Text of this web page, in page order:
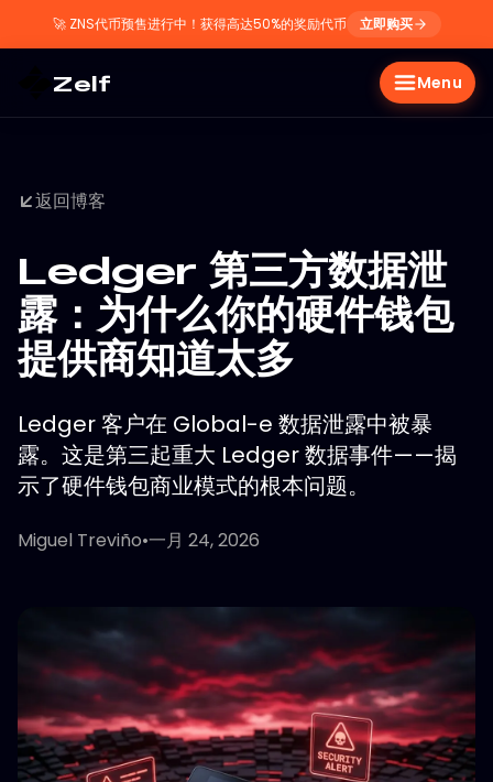
🚀 ZNS代币预售进行中！获得高达50%的奖励代币 立即购买
Zelf Menu
返回博客
Ledger 第三方数据泄
露：为什么你的硬件钱包
提供商知道太多
Ledger 客户在 Global-e 数据泄露中被暴
露。这是第三起重大 Ledger 数据事件——揭
示了硬件钱包商业模式的根本问题。
Miguel Treviño•一月 24, 2026